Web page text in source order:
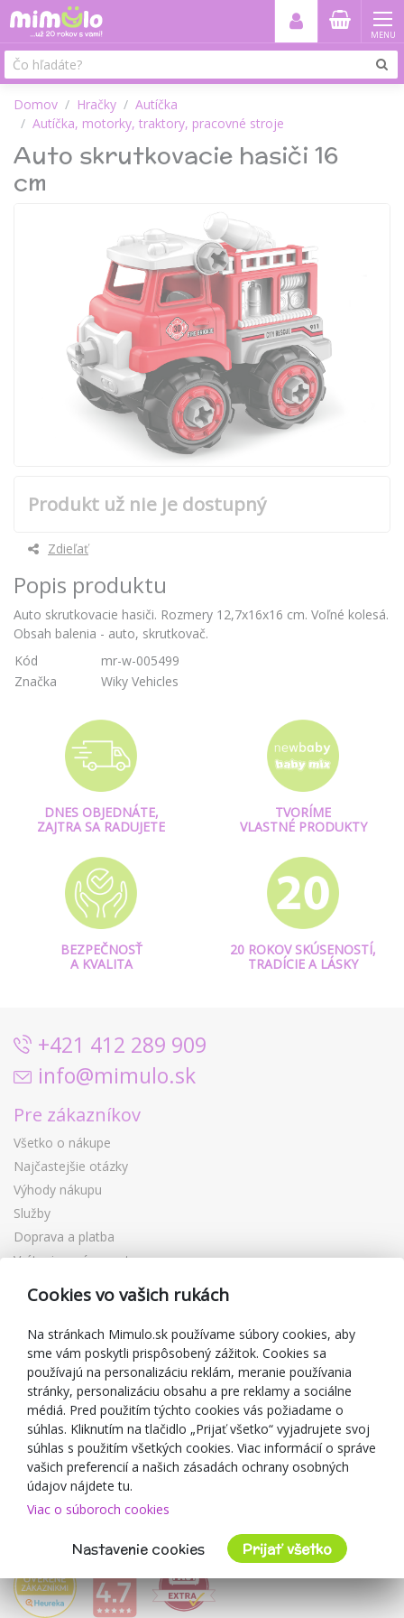
MENU
Domov Hračky
Autíčka
Autíčka, motorky, traktory, pracovné stroje
Auto skrutkovacie hasiči 16
cm
Produkt už nie je dostupný
Zdieľať
Popis produktu
Auto skrutkovacie hasiči. Rozmery 12,7x16x16 cm. Voľné kolesá.
Obsah balenia - auto, skrutkovač.
Kód
mr-w-005499
Značka
Wiky Vehicles
DNES OBJEDNÁTE,
ZAJTRA SA RADUJETE
TVORÍME
VLASTNÉ PRODUKTY
BEZPEČNOSŤ
A KVALITA
20 ROKOV SKÚSENOSTÍ,
TRADÍCIE A LÁSKY
+421 412 289 909
info@mimulo.sk
Pre zákazníkov
Všetko o nákupe
Najčastejšie otázky
Výhody nákupu
Služby
Doprava a platba
Vrátenie a výmena tovaru
Reklamácia
Darčekové poukážky
Zľavové kupóny
Blog
O predajcovi
Mimulo.sk
Obchodné podmienky
Ochrana osobných údajov GDPR
Kontakty
Spolupracujeme
Cookies vo vašich rukách
Na stránkach Mimulo.sk používame súbory cookies, aby
sme vám poskytli prispôsobený zážitok. Cookies sa
používajú na personalizáciu reklám, meranie používania
stránky, personalizáciu obsahu a pre reklamy a sociálne
médiá. Pred použitím týchto cookies vás požiadame o
súhlas. Kliknutím na tlačidlo „Prijať všetko“ vyjadrujete svoj
súhlas s použitím všetkých cookies. Viac informácií o správe
vašich preferencií a našich zásadách ochrany osobných
údajov nájdete tu.
Viac o súboroch cookies
Nastavenie cookies Prijať všetko